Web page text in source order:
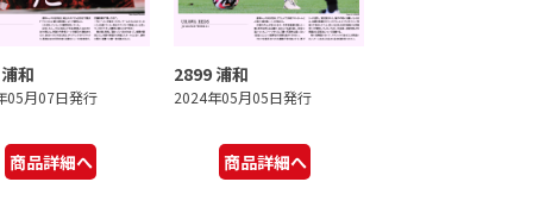
和
05月07日発行
商品詳細へ
2899 浦和
2024年05月05日発行
商品詳細へ